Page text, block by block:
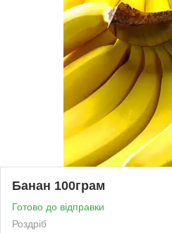
Банан 100грам
Готово до відправки
Роздріб